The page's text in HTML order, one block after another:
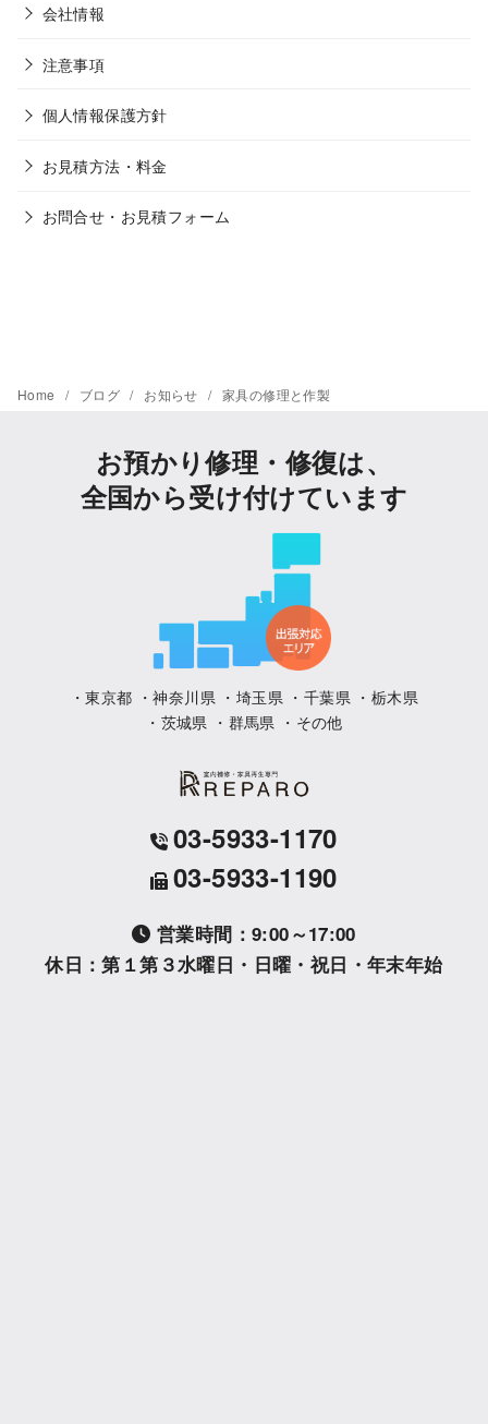
会社情報
注意事項
個人情報保護方針
お見積方法・料金
お問合せ・お見積フォーム
Home ブログ お知らせ 家具の修理と作製
お預かり修理・修復は、
全国から受け付けています
・東京都 ・神奈川県 ・埼玉県 ・千葉県 ・栃木県
・茨城県 ・群馬県 ・その他
03-5933-1170
03-5933-1190
営業時間：9:00～17:00
休日：第１第３水曜日・日曜・祝日・年末年始